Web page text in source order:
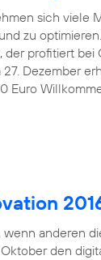
sich viele
zu
der profitiert bei
Dezember
Euro
anderen
den